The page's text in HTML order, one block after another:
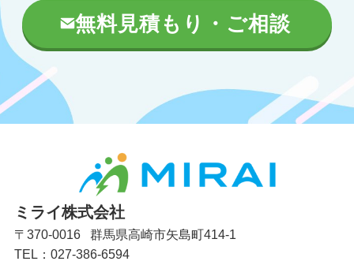
無料見積もり・ご相談
ミライ株式会社
〒370-0016 群馬県高崎市矢島町414-1
TEL：027-386-6594